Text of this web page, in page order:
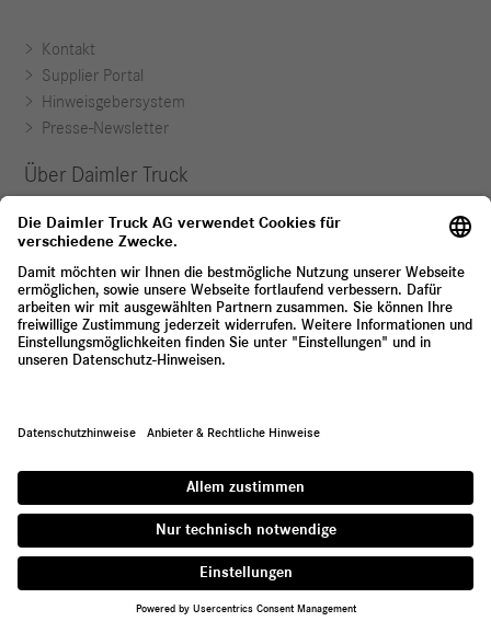
Kontakt
Supplier Portal
Hinweisgebersystem
Presse-Newsletter
Über Daimler Truck
35 Hauptstandorten rund um den Globus und rund 100.000
mittelschwere und schwere Lkw, Stadtbusse und
Überlandbusse, Reisebusse sowie Busfahrgestelle an. Auch
maßgeschneiderte Finanzdienstleistungen sind Teil unseres
Portfolios.